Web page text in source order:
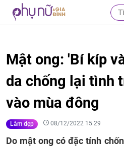
Mật ong: 'Bí kíp
da chống lại tình
vào mùa đông
Làm đẹp 08/12/2022 15:29
Do mật ong có đặc tính